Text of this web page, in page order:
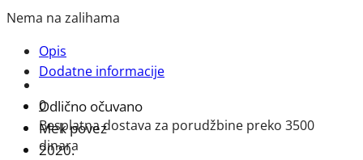
0
Besplatna dostava za porudžbine preko 3500
dinara
Nema na zalihama
Opis
Dodatne informacije
Odlično očuvano
Mek povez
2020.